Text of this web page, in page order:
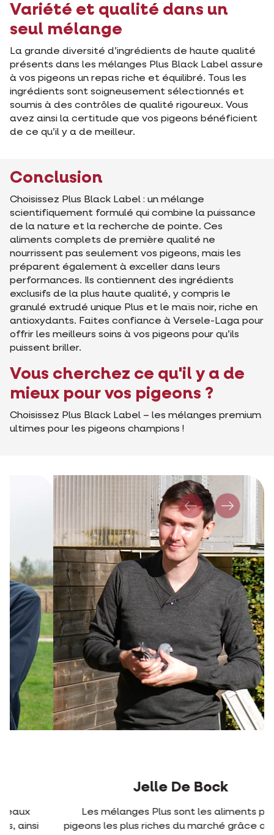
Variété et qualité dans un
seul mélange
La grande diversité d’ingrédients de haute qualité
présents dans les mélanges Plus Black Label assure
à vos pigeons un repas riche et équilibré. Tous les
ingrédients sont soigneusement sélectionnés et
soumis à des contrôles de qualité rigoureux. Vous
avez ainsi la certitude que vos pigeons bénéficient
de ce qu’il y a de meilleur.
Conclusion
Choisissez Plus Black Label : un mélange
scientifiquement formulé qui combine la puissance
de la nature et la recherche de pointe. Ces
aliments complets de première qualité ne
nourrissent pas seulement vos pigeons, mais les
préparent également à exceller dans leurs
performances. Ils contiennent des ingrédients
exclusifs de la plus haute qualité, y compris le
granulé extrudé unique Plus et le maïs noir, riche en
antioxydants. Faites confiance à Versele-Laga pour
offrir les meilleurs soins à vos pigeons pour qu’ils
puissent briller.
Vous cherchez ce qu'il y a de
mieux pour vos pigeons ?
Choisissez Plus Black Label – les mélanges premium
ultimes pour les pigeons champions !
Jelle De Bock
Les mélanges Plus sont les aliments pour
pigeons les plus riches du marché grâce au grain
PrécédentSuivante